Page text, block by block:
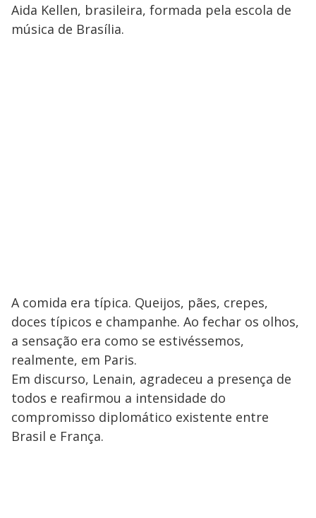
Aida Kellen, brasileira, formada pela escola de
música de Brasília.
A comida era típica. Queijos, pães, crepes,
doces típicos e champanhe. Ao fechar os olhos,
a sensação era como se estivéssemos,
realmente, em Paris.
Em discurso, Lenain, agradeceu a presença de
todos e reafirmou a intensidade do
compromisso diplomático existente entre
Brasil e França.